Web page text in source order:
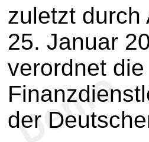
zuletzt durch
25. Januar
verordnet
der